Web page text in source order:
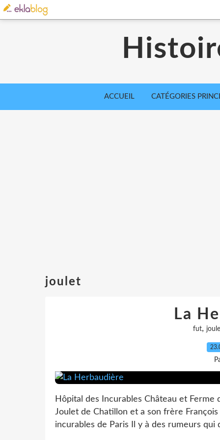
ACCUEIL CATÉGORIES
joulet
La
fut,
Hôpital des Incurables Château et
Joulet de Chatillon et a son frère
incurables de Paris Il y à des rumeurs